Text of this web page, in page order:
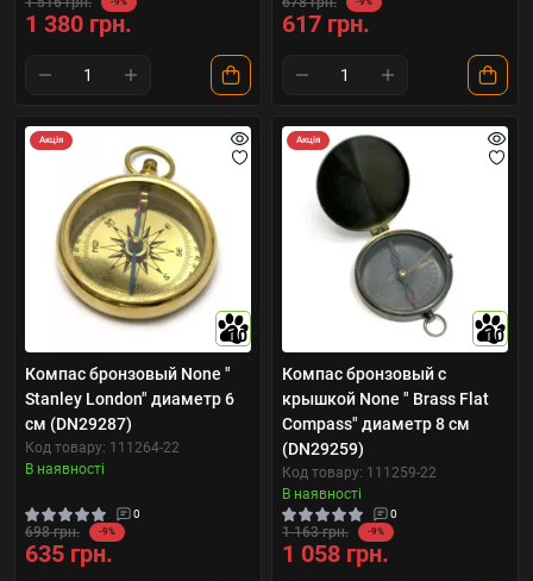
1 380 грн. 617 грн.
Акція
10
Компас бронзовый None "
Stanley London" диаметр 6
см (DN29287)
Код товару: 111264-22
В наявності
0
698 грн. -9%
635 грн.
Акція
10
Компас бронзовый с
крышкой None " Brass Flat
Compass" диаметр 8 см
(DN29259)
Код товару: 111259-22
В наявності
0
1 163 грн. -9%
1 058 грн.